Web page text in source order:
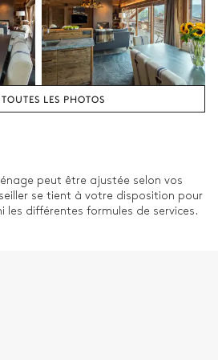
Lit superposé (2 lits simples)
de bain
WC
LES PHOTOS
peut être ajustée selon vos
se tient à votre disposition pour
les différentes formules de services.